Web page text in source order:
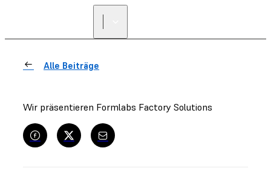
Alle Beiträge
Wir präsentieren Formlabs Factory Solutions